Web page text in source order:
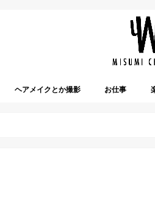
ヘアメイクとか撮影 お仕事